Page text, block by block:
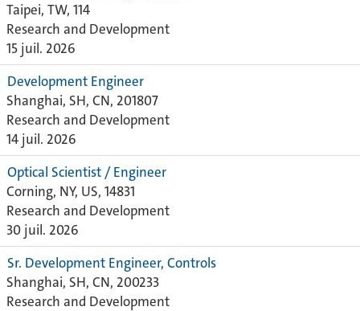
Taipei, TW, 114
Research and Development
15 juil. 2026
Development Engineer
Shanghai, SH, CN, 201807
Research and Development
14 juil. 2026
Optical Scientist / Engineer
Corning, NY, US, 14831
Research and Development
30 juil. 2026
Sr. Development Engineer, Controls
Shanghai, SH, CN, 200233
Research and Development